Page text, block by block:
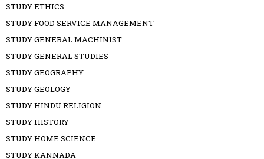
STUDY ETHICS
STUDY FOOD SERVICE MANAGEMENT
STUDY GENERAL MACHINIST
STUDY GENERAL STUDIES
STUDY GEOGRAPHY
STUDY GEOLOGY
STUDY HINDU RELIGION
STUDY HISTORY
STUDY HOME SCIENCE
STUDY KANNADA